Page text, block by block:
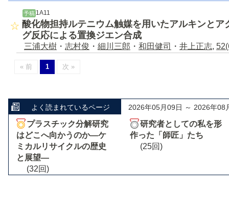
予稿 1A11
酸化物担持ルテニウム触媒を用いたアルキンとア
グ反応による置換ジエン合成
三浦大樹 ・ 志村俊 ・ 細川三郎 ・ 和田健司 ・ 井上正志,
« 前 1 次 »
よく読まれているページ 2026年05月09日 ～ 2026年08
プラスチック分解研究
はどこへ向かうのか―ケ
ミカルリサイクルの歴史
と展望―
(32回)
研究者としての私を形
作った「師匠」たち
(25回)